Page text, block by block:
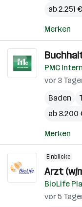
ab 2.251
Merken
PMC
vor 3
Baden
ab
Merken
Einblicke
Arzt (w/
BioLife
vor 5